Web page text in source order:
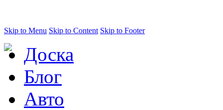
Skip to Menu Skip to Content Skip to Footer
Доска
Блог
Авто